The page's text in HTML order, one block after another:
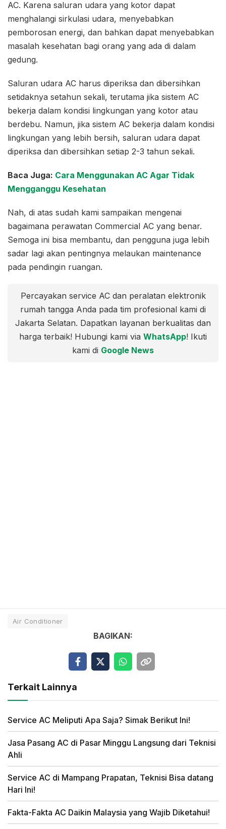
AC. Karena saluran udara yang kotor dapat
menghalangi sirkulasi udara, menyebabkan
pemborosan energi, dan bahkan dapat menyebabkan
masalah kesehatan bagi orang yang ada di dalam
gedung.
Saluran udara AC harus diperiksa dan dibersihkan
setidaknya setahun sekali, terutama jika sistem AC
bekerja dalam kondisi lingkungan yang kotor atau
berdebu. Namun, jika sistem AC bekerja dalam kondisi
lingkungan yang lebih bersih, saluran udara dapat
diperiksa dan dibersihkan setiap 2-3 tahun sekali.
Baca Juga: Cara Menggunakan AC Agar Tidak
Mengganggu Kesehatan
Nah, di atas sudah kami sampaikan mengenai
bagaimana perawatan Commercial AC yang benar.
Semoga ini bisa membantu, dan pengguna juga lebih
sadar lagi akan pentingnya melaukan maintenance
pada pendingin ruangan.
Percayakan service AC dan peralatan elektronik
rumah tangga Anda pada tim profesional kami di
Jakarta Selatan. Dapatkan layanan berkualitas dan
harga terbaik! Hubungi kami via WhatsApp! Ikuti
kami di Google News
Air Conditioner
BAGIKAN:
Terkait Lainnya
Service AC Meliputi Apa Saja? Simak Berikut Ini!
Jasa Pasang AC di Pasar Minggu Langsung dari Teknisi
Ahli
Service AC di Mampang Prapatan, Teknisi Bisa datang
Hari Ini!
Fakta-Fakta AC Daikin Malaysia yang Wajib Diketahui!